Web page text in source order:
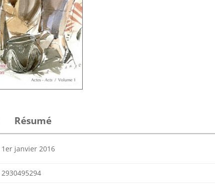
Résumé
1er janvier 2016
2930495294